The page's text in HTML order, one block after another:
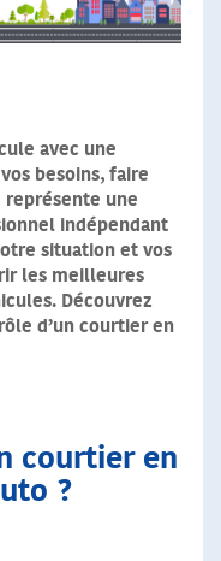
avec une
besoins, faire
représente une
indépendant
situation et vos
les meilleures
Découvrez
d’un courtier en
courtier en
?